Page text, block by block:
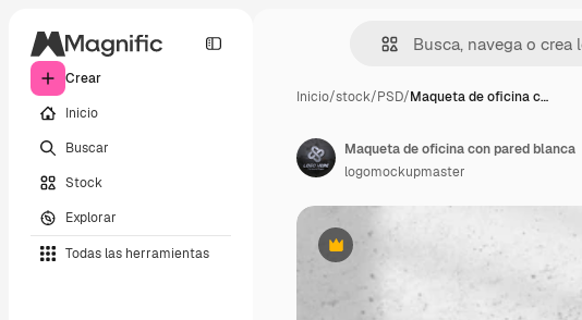
Crear
Inicio
Buscar
Stock
Explorar
Todas las herramientas
Inicio/stock/PSD/Maqueta de oficina c…
Premium
Maqueta de oficina con pared blanca
logomockupmaster